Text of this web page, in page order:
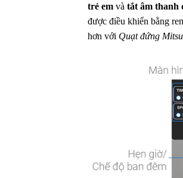
trẻ em và tắt âm thanh
được điều khiển bằng
hơn với Quạt đứng